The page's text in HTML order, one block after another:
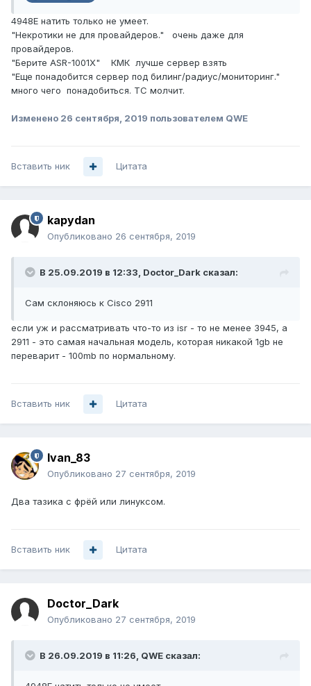
4948E натить только не умеет.
"Некротики не для провайдеров." очень даже для
провайдеров.
"Берите ASR-1001X" КМК лучше сервер взять
"Еще понадобится сервер под билинг/радиус/мониторинг."
много чего понадобиться. ТС молчит.
Изменено 26 сентября, 2019 пользователем QWE
Вставить ник Цитата
kapydan
Опубликовано 26 сентября, 2019
В 25.09.2019 в 12:33, Doctor_Dark сказал:
Сам склоняюсь к Cisco 2911
если уж и рассматривать что-то из isr - то не менее 3945, а
2911 - это самая начальная модель, которая никакой 1gb не
переварит - 100mb по нормальному.
Вставить ник Цитата
Ivan_83
Опубликовано 27 сентября, 2019
Два тазика с фрёй или линуксом.
Вставить ник Цитата
Doctor_Dark
Опубликовано 27 сентября, 2019
В 26.09.2019 в 11:26, QWE сказал: